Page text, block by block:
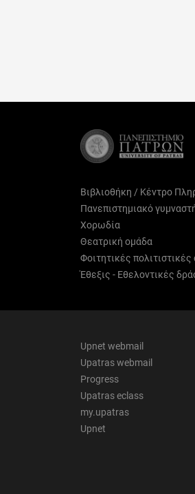
Βιβλιοθήκη / Κέντρο
Πανεπιστημιακό
Χορωδία
Θεατρική ομάδα
Φοιτητικές
Έθεξις - Εθελοντικές
Upnet webmail
Upatras webmail
Progress
Upatras eclass
my.upatras
Upnet